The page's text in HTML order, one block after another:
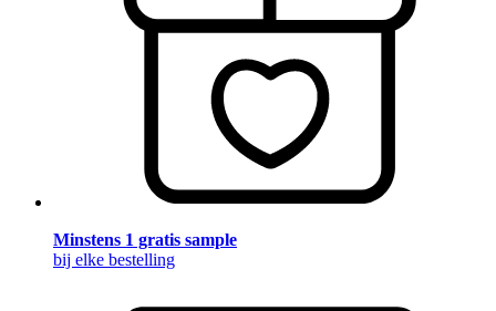
Minstens 1 gratis sample
bij elke bestelling